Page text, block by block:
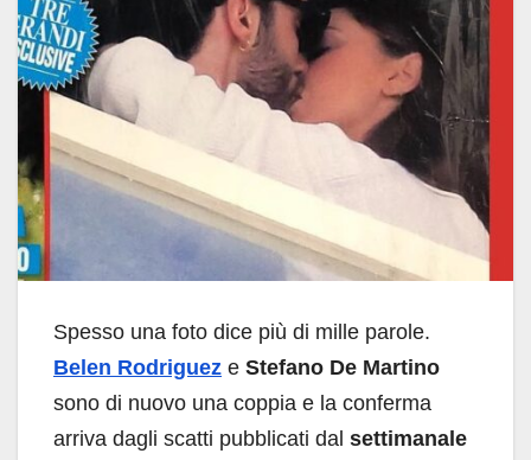
Spesso una foto dice più di mille parole.
Belen Rodriguez e Stefano De Martino
sono di nuovo una coppia e la conferma
arriva dagli scatti pubblicati dal settimanale